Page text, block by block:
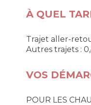
À QUEL
Trajet aller-
Autres trajets :
VOS
POUR LES